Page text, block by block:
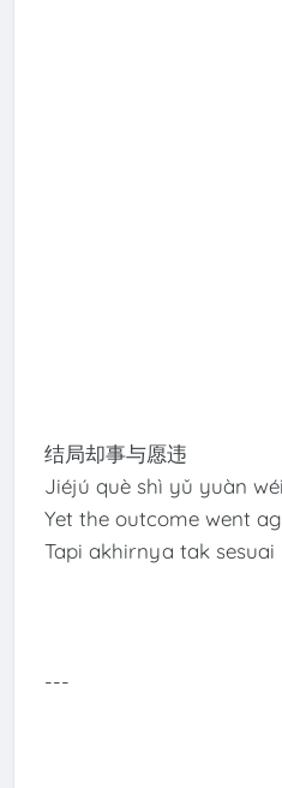
结局却事与愿违
Jiéjú què shì yǔ yuàn wéi
Yet the outcome went
Tapi akhirnya tak sesuai
---